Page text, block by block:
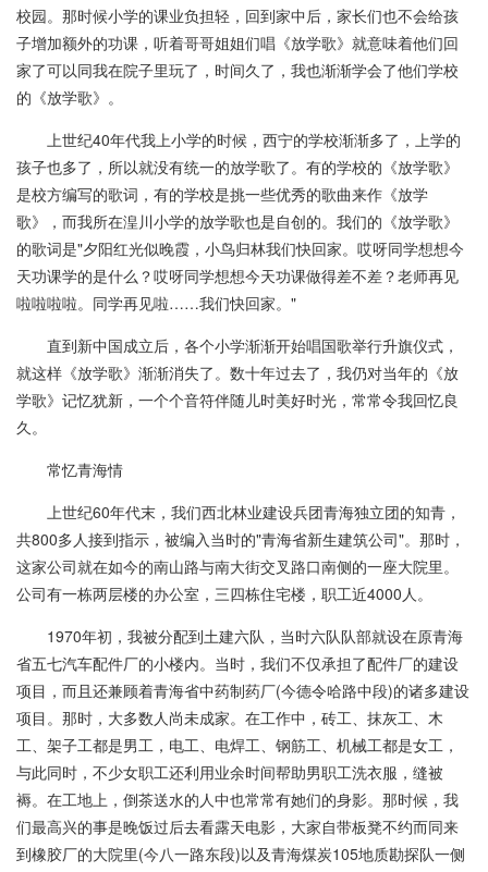
校园。那时候小学的课业负担轻，回到家中后，家长们也不会给孩
子增加额外的功课，听着哥哥姐姐们唱《放学歌》就意味着他们回
家了可以同我在院子里玩了，时间久了，我也渐渐学会了他们学校
的《放学歌》。
上世纪40年代我上小学的时候，西宁的学校渐渐多了，上学的
孩子也多了，所以就没有统一的放学歌了。有的学校的《放学歌》
是校方编写的歌词，有的学校是挑一些优秀的歌曲来作《放学
歌》，而我所在湟川小学的放学歌也是自创的。我们的《放学歌》
的歌词是"夕阳红光似晚霞，小鸟归林我们快回家。哎呀同学想想今
天功课学的是什么？哎呀同学想想今天功课做得差不差？老师再见
啦啦啦啦。同学再见啦……我们快回家。"
直到新中国成立后，各个小学渐渐开始唱国歌举行升旗仪式，
就这样《放学歌》渐渐消失了。数十年过去了，我仍对当年的《放
学歌》记忆犹新，一个个音符伴随儿时美好时光，常常令我回忆良
久。
常忆青海情
上世纪60年代末，我们西北林业建设兵团青海独立团的知青，
共800多人接到指示，被编入当时的"青海省新生建筑公司"。那时，
这家公司就在如今的南山路与南大街交叉路口南侧的一座大院里。
公司有一栋两层楼的办公室，三四栋住宅楼，职工近4000人。
1970年初，我被分配到土建六队，当时六队队部就设在原青海
省五七汽车配件厂的小楼内。当时，我们不仅承担了配件厂的建设
项目，而且还兼顾着青海省中药制药厂(今德令哈路中段)的诸多建设
项目。那时，大多数人尚未成家。在工作中，砖工、抹灰工、木
工、架子工都是男工，电工、电焊工、钢筋工、机械工都是女工，
与此同时，不少女职工还利用业余时间帮助男职工洗衣服，缝被
褥。在工地上，倒茶送水的人中也常常有她们的身影。那时候，我
们最高兴的事是晚饭过后去看露天电影，大家自带板凳不约而同来
到橡胶厂的大院里(今八一路东段)以及青海煤炭105地质勘探队一侧